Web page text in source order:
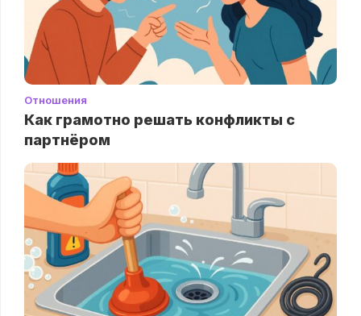
Отношения
Как грамотно решать конфликты с
партнёром